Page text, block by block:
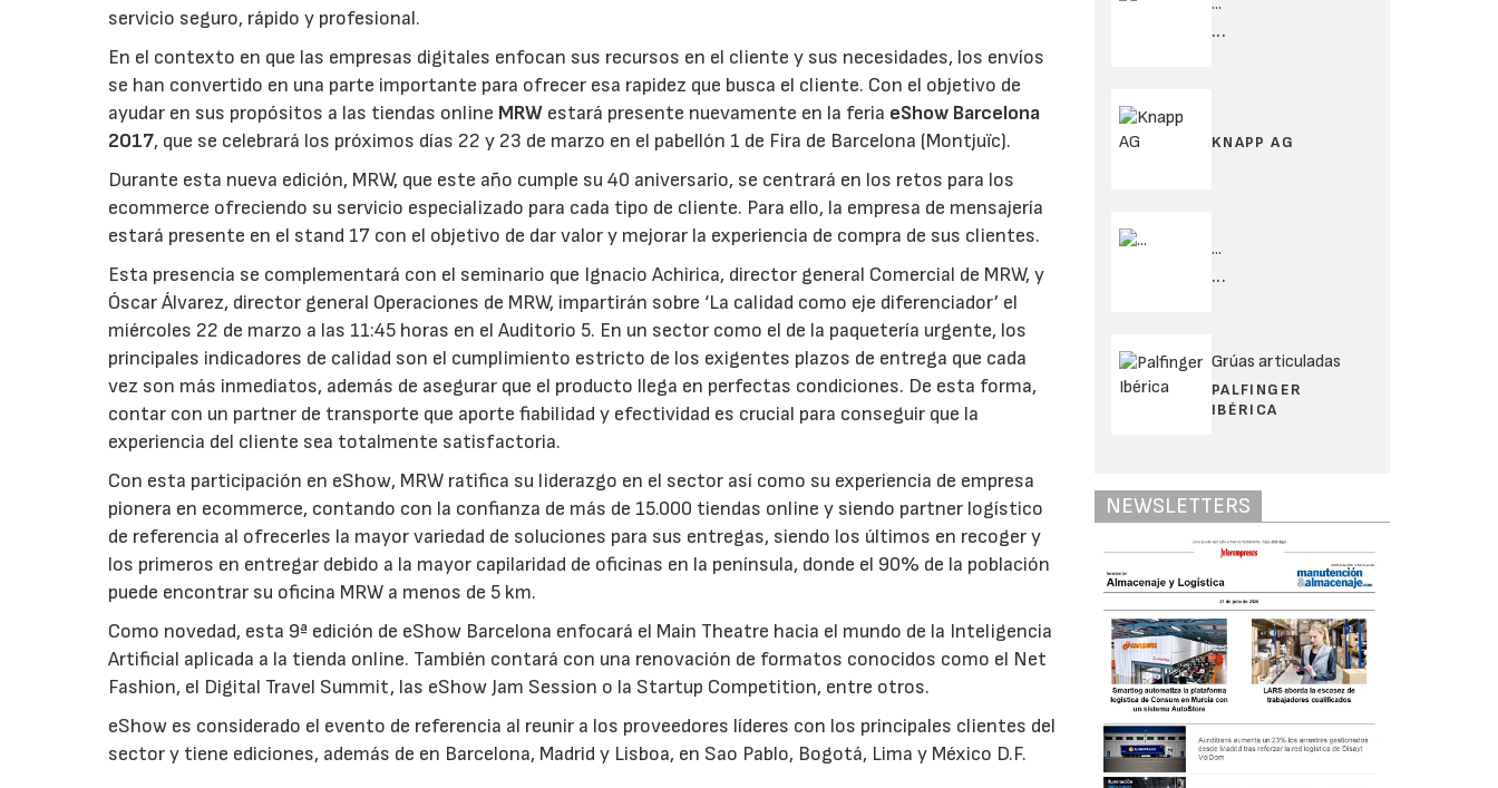
servicio seguro, rápido y profesional.
En el contexto en que las empresas digitales enfocan sus recursos en el cliente y sus necesidades, los envíos
se han convertido en una parte importante para ofrecer esa rapidez que busca el cliente. Con el objetivo de
ayudar en sus propósitos a las tiendas online MRW estará presente nuevamente en la feria eShow Barcelona
2017, que se celebrará los próximos días 22 y 23 de marzo en el pabellón 1 de Fira de Barcelona (Montjuïc).
Durante esta nueva edición, MRW, que este año cumple su 40 aniversario, se centrará en los retos para los
ecommerce ofreciendo su servicio especializado para cada tipo de cliente. Para ello, la empresa de mensajería
estará presente en el stand 17 con el objetivo de dar valor y mejorar la experiencia de compra de sus clientes.
Esta presencia se complementará con el seminario que Ignacio Achirica, director general Comercial de MRW, y
Óscar Álvarez, director general Operaciones de MRW, impartirán sobre ‘La calidad como eje diferenciador’ el
miércoles 22 de marzo a las 11:45 horas en el Auditorio 5. En un sector como el de la paquetería urgente, los
principales indicadores de calidad son el cumplimiento estricto de los exigentes plazos de entrega que cada
vez son más inmediatos, además de asegurar que el producto llega en perfectas condiciones. De esta forma,
contar con un partner de transporte que aporte fiabilidad y efectividad es crucial para conseguir que la
experiencia del cliente sea totalmente satisfactoria.
Con esta participación en eShow, MRW ratifica su liderazgo en el sector así como su experiencia de empresa
pionera en ecommerce, contando con la confianza de más de 15.000 tiendas online y siendo partner logístico
de referencia al ofrecerles la mayor variedad de soluciones para sus entregas, siendo los últimos en recoger y
los primeros en entregar debido a la mayor capilaridad de oficinas en la península, donde el 90% de la población
puede encontrar su oficina MRW a menos de 5 km.
Como novedad, esta 9ª edición de eShow Barcelona enfocará el Main Theatre hacia el mundo de la Inteligencia
Artificial aplicada a la tienda online. También contará con una renovación de formatos conocidos como el Net
Fashion, el Digital Travel Summit, las eShow Jam Session o la Startup Competition, entre otros.
eShow es considerado el evento de referencia al reunir a los proveedores líderes con los principales clientes del
sector y tiene ediciones, además de en Barcelona, Madrid y Lisboa, en Sao Pablo, Bogotá, Lima y México D.F.
...
KNAPP AG
...
...
Grúas articuladas
PALFINGER
IBÉRICA
NEWSLETTERS